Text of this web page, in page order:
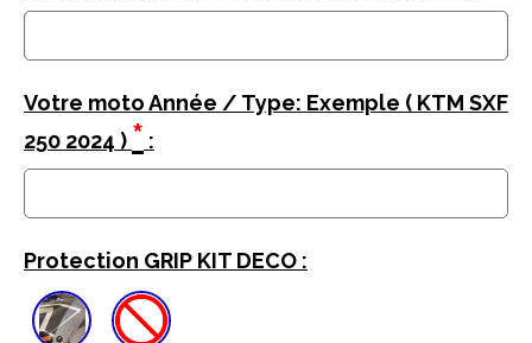
Votre moto Année / Type: Exemple ( KTM SXF
250 2024 ) * :
Protection GRIP KIT DECO :